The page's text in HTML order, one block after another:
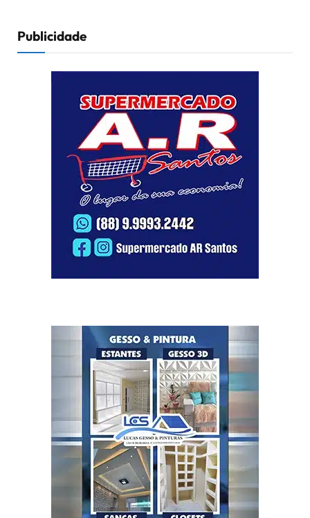
Publicidade